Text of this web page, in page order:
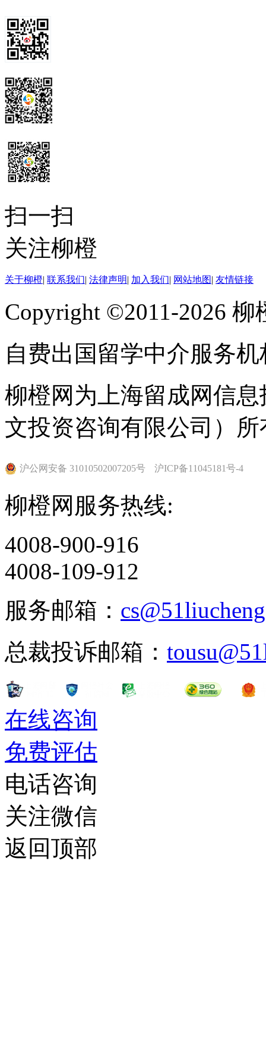
扫一扫
关注柳橙
关于柳橙| 联系我们| 法律声明| 加入我们| 网站地图| 友情链接
Copyright ©2011-2026
自费出国留学中介服务
柳橙网为上海留成网信
文投资咨询有限公司）所
沪公网安备 31010502007205号 沪ICP备11045181号-4
柳橙网服务热线:
4008-900-916
4008-109-912
服务邮箱：
总裁投诉邮箱：
在线咨询
免费评估
电话咨询
关注微信
返回顶部